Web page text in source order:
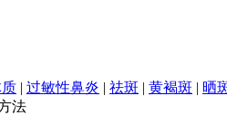
| 过敏性鼻炎 | 祛斑 | 黄褐斑 | 晒
法